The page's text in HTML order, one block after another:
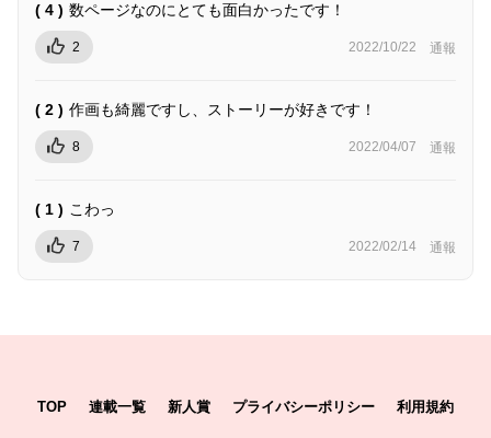
( 4 ) 数ページなのにとても面白かったです！
2 2022/10/22 通報
( 2 ) 作画も綺麗ですし、ストーリーが好きです！
8 2022/04/07 通報
( 1 ) こわっ
7 2022/02/14 通報
TOP 連載一覧 新人賞 プライバシーポリシー 利用規約